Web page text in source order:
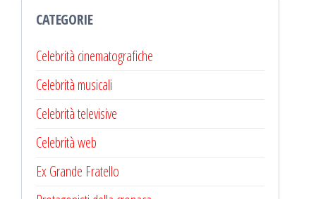
CATEGORIE
Celebrità cinematografiche
Celebrità musicali
Celebrità televisive
Celebrità web
Ex Grande Fratello